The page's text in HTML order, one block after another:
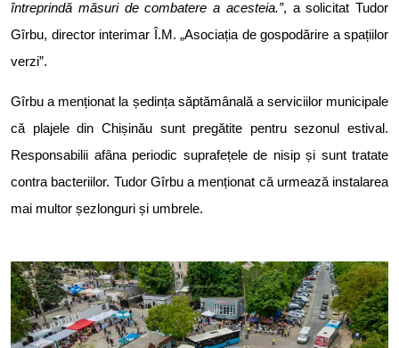
întreprindă măsuri de combatere a acesteia.”, a solicitat Tudor
Gîrbu, director interimar Î.M. „Asociația de gospodărire a spațiilor
verzi”.
Gîrbu a menționat la ședința săptămânală a serviciilor municipale
că plajele din Chișinău sunt pregătite pentru sezonul estival.
Responsabilii afâna periodic suprafețele de nisip și sunt tratate
contra bacteriilor. Tudor Gîrbu a menționat că urmează instalarea
mai multor șezlonguri și umbrele.